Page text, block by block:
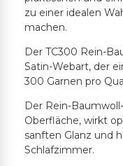
zu einer idealen
machen.
Der TC300 Rein-
Satin-Webart, der
300 Garnen pro
Der Rein-
Oberfläche, wirkt
sanften Glanz und
Schlafzimmer.